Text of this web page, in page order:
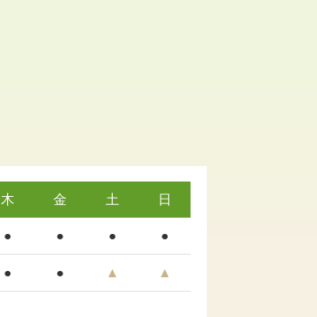
木 金 土 日
● ● ● ●
● ● ▲ ▲